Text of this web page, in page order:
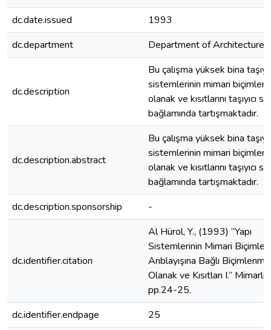
dc.date.issued
1993
dc.department
Department of Architecture
dc.description
Bu çalışma yüksek bina
sistemlerinin mimari
olanak ve kısıtlarını taşıyıcı
bağlamında tartışmaktadır.
dc.description.abstract
Bu çalışma yüksek bina
sistemlerinin mimari
olanak ve kısıtlarını taşıyıcı
bağlamında tartışmaktadır.
dc.description.sponsorship
-
dc.identifier.citation
Al Hürol, Y., (1993) “Yapı
Sistemlerinin Mimari
Anblayışına Bağlı Biçimlenme
Olanak ve Kısıtları I.”
pp.24-25.
dc.identifier.endpage
25